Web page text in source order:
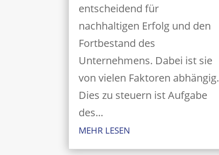
entscheidend für
nachhaltigen Erfolg und den
Fortbestand des
Unternehmens. Dabei ist sie
von vielen Faktoren abhängig.
Dies zu steuern ist Aufgabe
des...
MEHR LESEN